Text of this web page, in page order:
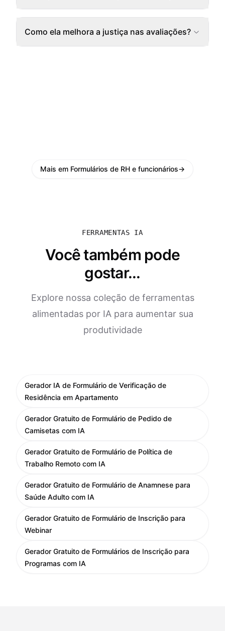
Como ela melhora a justiça nas avaliações?
Mais em Formulários de RH e funcionários→
FERRAMENTAS IA
Você também pode
gostar...
Explore nossa coleção de ferramentas
alimentadas por IA para aumentar sua
produtividade
Gerador IA de Formulário de Verificação de
Residência em Apartamento
Gerador Gratuito de Formulário de Pedido de
Camisetas com IA
Gerador Gratuito de Formulário de Política de
Trabalho Remoto com IA
Gerador Gratuito de Formulário de Anamnese para
Saúde Adulto com IA
Gerador Gratuito de Formulário de Inscrição para
Webinar
Gerador Gratuito de Formulários de Inscrição para
Programas com IA